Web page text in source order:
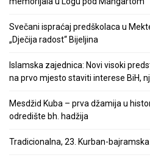
Svečani ispraćaj predškolaca u
„Dječija radost“ Bijeljina
Islamska zajednica: Novi visoki
na prvo mjesto staviti interese BiH,
Mesdžid Kuba – prva džamija u
odredište bh. hadžija
Tradicionalna, 23. Kurban-